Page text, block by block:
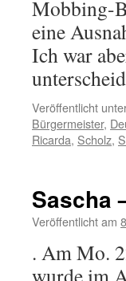
Mobbing-
eine
Ich war
Veröffentlicht
Bürgermeister,
Ricarda, Scholz,
Sascha
Veröffentlicht am
. Am Mo.
wurde im